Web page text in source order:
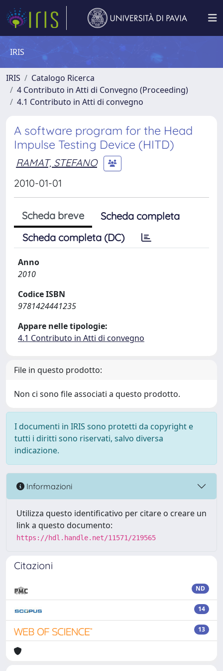
IRIS
IRIS
Catalogo Ricerca
4 Contributo in Atti di Convegno (Proceeding)
4.1 Contributo in Atti di convegno
A software program for the Head
Impulse Testing Device (HITD)
RAMAT, STEFANO
2010-01-01
Scheda breve
Scheda completa
Scheda completa (DC)
Anno
2010
Codice ISBN
9781424441235
Appare nelle tipologie:
4.1 Contributo in Atti di convegno
File in questo prodotto:
Non ci sono file associati a questo prodotto.
I documenti in IRIS sono protetti da copyright e
tutti i diritti sono riservati, salvo diversa
indicazione.
Informazioni
Utilizza questo identificativo per citare o creare un
link a questo documento:
https://hdl.handle.net/11571/219565
Citazioni
ND
14
13